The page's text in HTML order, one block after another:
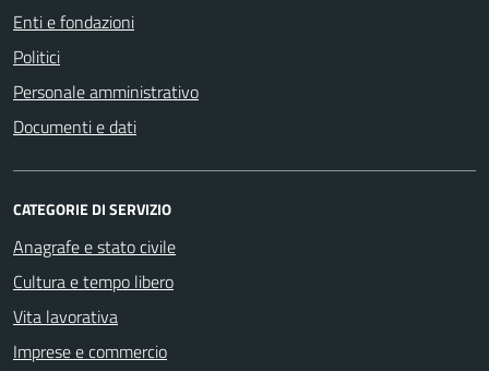
Enti e fondazioni
Politici
Personale amministrativo
Documenti e dati
CATEGORIE DI SERVIZIO
Anagrafe e stato civile
Cultura e tempo libero
Vita lavorativa
Imprese e commercio